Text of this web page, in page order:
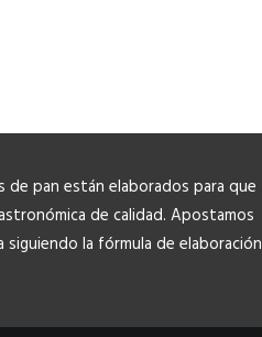
pan están elaborados para que
de calidad. Apostamos
la fórmula de elaboración